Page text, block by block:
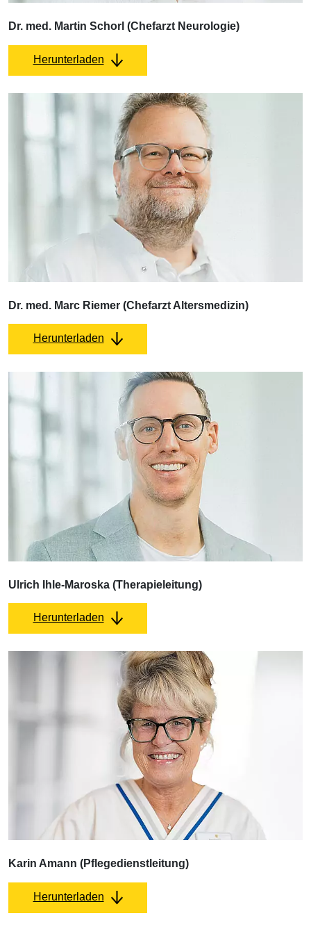
Dr. med. Martin Schorl (Chefarzt Neurologie)
Herunterladen
Dr. med. Marc Riemer (Chefarzt Altersmedizin)
Herunterladen
Ulrich Ihle-Maroska (Therapieleitung)
Herunterladen
Karin Amann (Pflegedienstleitung)
Herunterladen